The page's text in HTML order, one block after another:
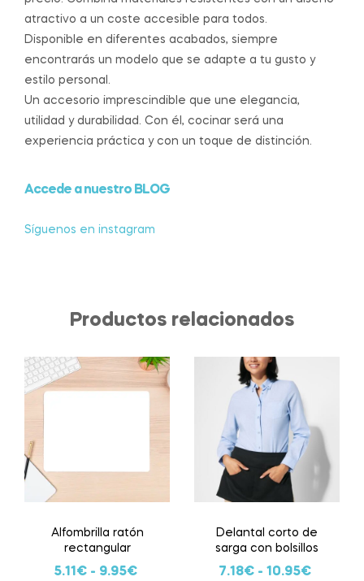
atractivo a un coste accesible para todos.
Disponible en diferentes acabados, siempre
encontrarás un modelo que se adapte a tu gusto y
estilo personal.
Un accesorio imprescindible que une elegancia,
utilidad y durabilidad. Con él, cocinar será una
experiencia práctica y con un toque de distinción.
Accede a nuestro BLOG
Síguenos en instagram
Productos relacionados
Alfombrilla ratón
rectangular
5.11€- 9.95€
Delantal corto de
sarga con bolsillos
7.18€ - 10.95€